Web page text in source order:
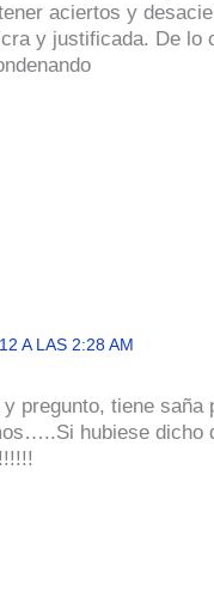
aciertos y
y justificada. De lo
A LAS 2:28 AM
pregunto, tiene saña
hubiese dicho